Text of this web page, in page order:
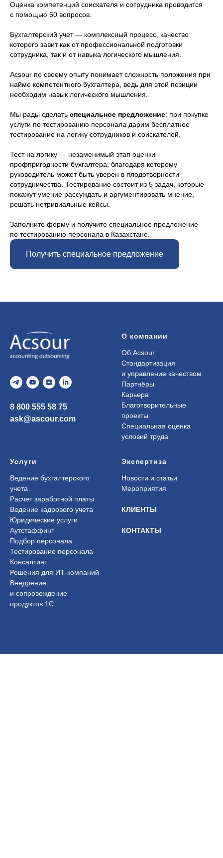
Оценка компетенций соискателя и сотрудника проводится
с помощью 50 вопросов.
Бухгалтерский учет — комплексный процесс, качество
которого завит как от профессиональной подготовки
сотрудника, так и от навыка логического мышления.
Acsour по своему опыту понимает сложность положения при
найме компетентного бухгалтера, ведь для этой позиции
необходим навык логического мышления.
Мы рады сделать специальное предложение: при покупке
услуги по тестированию персонала дарим бесплатное
тестирование на логику сотрудников и соискателей.
Тест на логику — незаменимый этап оценки
профпригодности бухгалтера, благодаря которому
руководитель может быть уверен в плодотворности
сотрудничества. Тестирование состоит из 5 задач, которые
покажут умение рассуждать и аргументировать мнение,
решать нетривиальные кейсы.
Заполните форму и получите специальное предложение
по тестированию персонала в Казахстане.
Получить специальное предложение
8 800 555 58 75
ask@ascour.com
О компании
Об Acsour
Стандартизация
и управление качеством
Партнёры
Карьера
Благотворительные
проекты
Специальная оценка
условий труда
Услуги
Ведение бухгалтерского
учета
Расчет заработной платы
Ведение кадрового учета
Юридические услуги
Аутстаффинг
Подбор персонала
Тестирование персонала
Консалтинг
Решения для ИТ-компаний
Внедрение
и сопровождение
продуктов 1С
Экспертиза
Новости и статьи
Мероприятия
КЛИЕНТЫ
КОНТАКТЫ